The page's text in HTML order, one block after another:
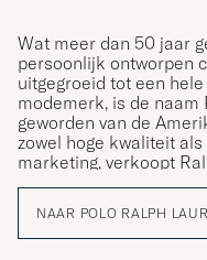
Wat meer dan 50 jaar
persoonlijk ontworpen
uitgegroeid tot een
modemerk, is de
geworden van de
zowel hoge kwaliteit
marketing, verkoopt
NAAR POLO RALPH